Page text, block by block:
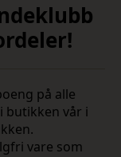
på alle
butikken vår i
vare som